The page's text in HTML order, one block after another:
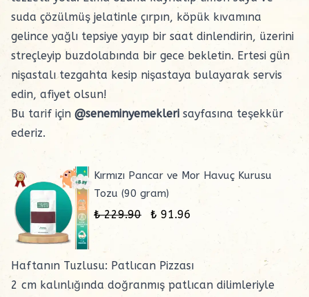
suda çözülmüş jelatinle çırpın, köpük kıvamına
gelince yağlı tepsiye yayıp bir saat dinlendirin, üzerini
streçleyip buzdolabında bir gece bekletin. Ertesi gün
nişastalı tezgahta kesip nişastaya bulayarak servis
edin, afiyet olsun!
Bu tarif için @seneminyemekleri sayfasına teşekkür
ederiz.
Kırmızı Pancar ve Mor Havuç Kurusu
Tozu (90 gram)
₺ 229.90 ₺ 91.96
Haftanın Tuzlusu: Patlıcan Pizzası
2 cm kalınlığında doğranmış patlıcan dilimleriyle